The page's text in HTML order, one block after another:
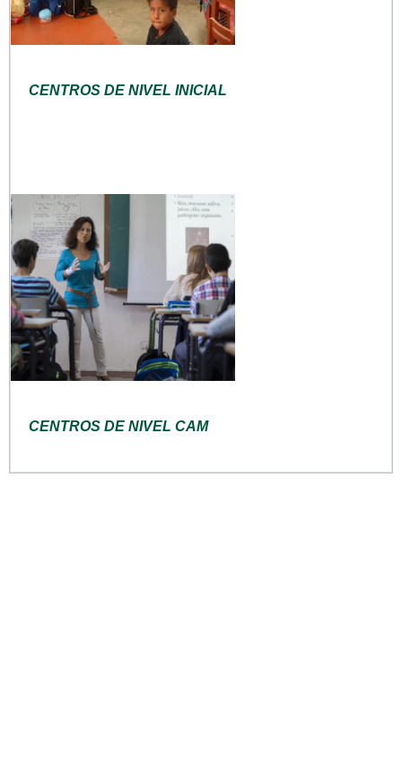
CENTROS DE NIVEL INICIAL
CENTROS DE NIVEL CAM